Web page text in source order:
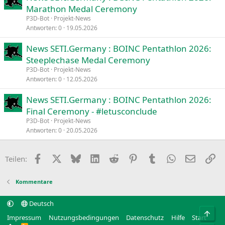
Marathon Medal Ceremony
P3D-Bot Projekt-News
Antworten 0 19.05.2026
News SETI.Germany : BOINC Pentathlon 2026:
Steeplechase Medal Ceremony
P3D-Bot Projekt-News
Antworten 0 12.05.2026
News SETI.Germany : BOINC Pentathlon 2026:
Final Ceremony - #letusconclude
P3D-Bot Projekt-News
Antworten 0 20.05.2026
Teilen: Facebook BlueskyLinkedIn
Reddit PinterestTumblr WhatsApp
E-Mail
Kommentare
Deutsch
Impressum
Nutzungsbedingungen Datenschutz Hilfe Start